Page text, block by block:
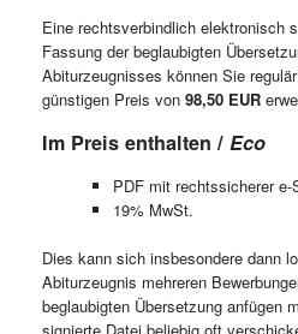
Eine rechtsverbindlich elektronisch
Fassung der beglaubigten
Abiturzeugnisses können Sie
günstigen Preis von 98,50 EUR
Im Preis enthalten / Eco
PDF mit rechtssicherer e-
19% MwSt.
Dies kann sich insbesondere dann
Abiturzeugnis mehreren
beglaubigten Übersetzung anfügen
signierte Datei beliebig oft